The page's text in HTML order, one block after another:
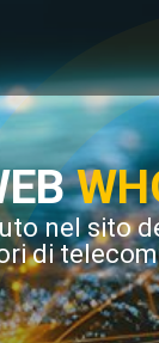
nel sito
di